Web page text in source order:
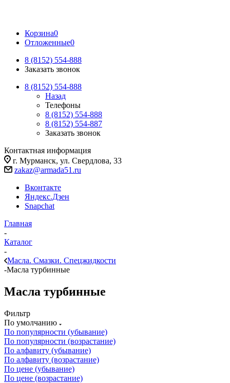
Корзина0
Отложенные0
8 (8152) 554-888
Заказать звонок
8 (8152) 554-888
Назад
Телефоны
8 (8152) 554-888
8 (8152) 554-887
Заказать звонок
Контактная информация
г. Мурманск, ул. Свердлова, 33
zakaz@armada51.ru
Вконтакте
Яндекс.Дзен
Snapchat
Главная
-
Каталог
-
Масла. Смазки. Спецжидкости
-Масла турбинные
Масла турбинные
Фильтр
По умолчанию
По популярности (убывание)
По популярности (возрастание)
По алфавиту (убывание)
По алфавиту (возрастание)
По цене (убывание)
По цене (возрастание)